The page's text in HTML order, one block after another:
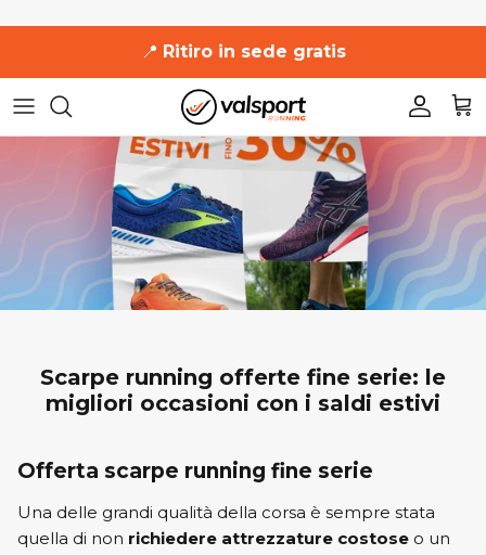
📍 Ritiro in sede gratis
361°
Adidas
Asics
Brooks
Hoka One One
Mizuno
New Balance
361°
Adidas
Brooks
Diadora
Mizuno
New Balance
ON
Uomo
Donna
Uomo
Donna
Uomo
Donna
Uomo
Donna
Uomo
Donna
Accessori
Scarpe running offerte fine serie: le
migliori occasioni con i saldi estivi
Offerta scarpe running fine serie
Una delle grandi qualità della corsa è sempre stata
quella di non richiedere attrezzature costose o un